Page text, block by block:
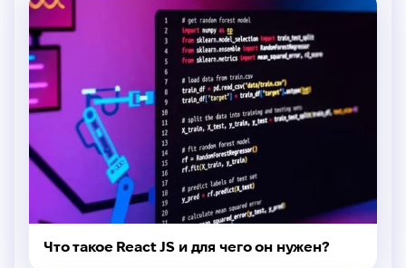
Что такое React JS и для чего он нужен?